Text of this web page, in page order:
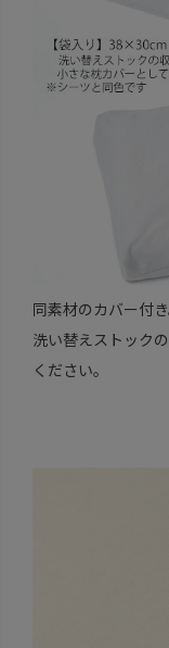
同素材のカバー付き
洗い替えストック
ください。